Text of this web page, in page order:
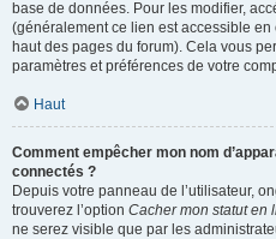
base de données. Pour les modifier,
(généralement ce lien est accessible en
haut des pages du forum). Cela vous
paramètres et préférences de votre
Haut
Comment empêcher mon nom
connectés ?
Depuis votre panneau de l’utilisateur,
trouverez l’option Cacher mon statut en
ne serez visible que par les